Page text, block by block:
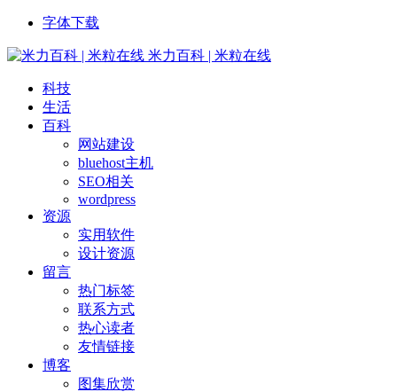
字体下载
米力百科 | 米粒在线
科技
生活
百科
网站建设
bluehost主机
SEO相关
wordpress
资源
实用软件
设计资源
留言
热门标签
联系方式
热心读者
友情链接
博客
图集欣赏